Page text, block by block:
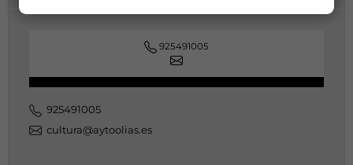
925491005
925491005
cultura@aytoolias.es